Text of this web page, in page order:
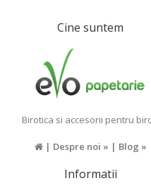
Cine suntem
Birotica si accesorii pentru
| Despre noi » | Blog »
Informatii